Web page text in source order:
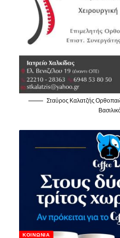
Σταύρος Καλατζής
ΚΟΙΝΩΝΊΑ